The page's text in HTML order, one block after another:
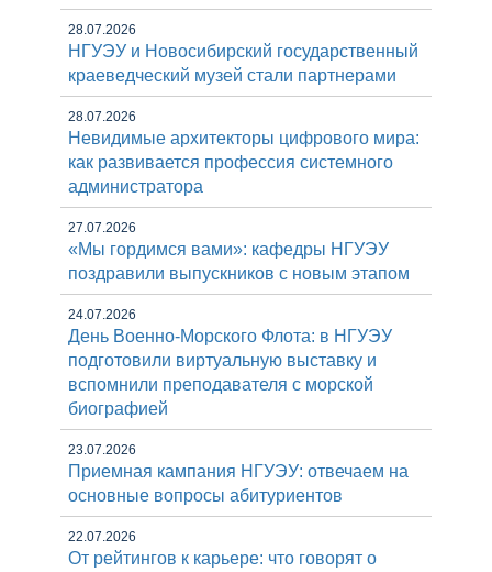
28.07.2026
НГУЭУ и Новосибирский государственный
краеведческий музей стали партнерами
28.07.2026
Невидимые архитекторы цифрового мира:
как развивается профессия системного
администратора
27.07.2026
«Мы гордимся вами»: кафедры НГУЭУ
поздравили выпускников с новым этапом
24.07.2026
День Военно-Морского Флота: в НГУЭУ
подготовили виртуальную выставку и
вспомнили преподавателя с морской
биографией
23.07.2026
Приемная кампания НГУЭУ: отвечаем на
основные вопросы абитуриентов
22.07.2026
От рейтингов к карьере: что говорят о